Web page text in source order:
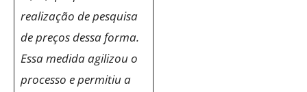
realização de pesquisa
de preços dessa forma.
Essa medida agilizou o
processo e permitiu a